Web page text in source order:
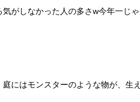
がしなかった人の多さw今年一じゃ
にはモンスターのような物が、生え